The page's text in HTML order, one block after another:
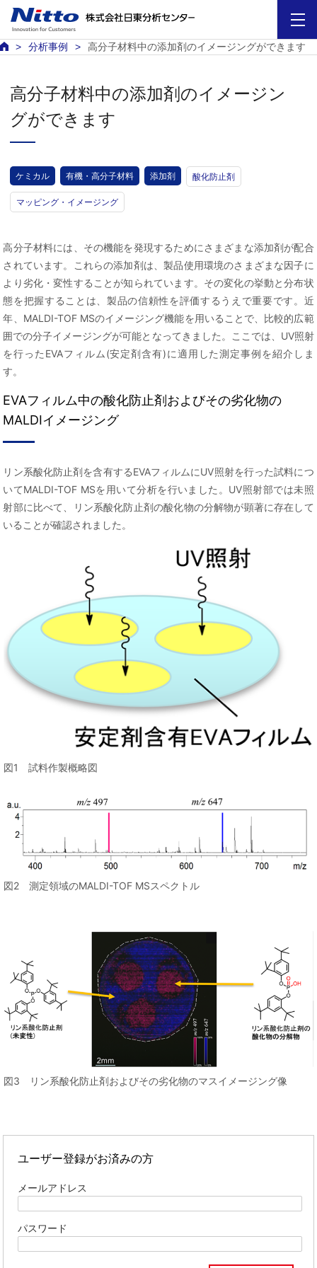
分析事例 高分子材料中の添加剤のイメージングができます
高分子材料中の添加剤のイメージン
グができます
ケミカル 有機・高分子材料 添加剤 酸化防止剤
マッピング・イメージング
高分子材料には、その機能を発現するためにさまざまな添加剤が配合
されています。これらの添加剤は、製品使用環境のさまざまな因子に
より劣化・変性することが知られています。その変化の挙動と分布状
態を把握することは、製品の信頼性を評価するうえで重要です。近
年、MALDI-TOF MSのイメージング機能を用いることで、比較的広範
囲での分子イメージングが可能となってきました。ここでは、UV照射
を行ったEVAフィルム(安定剤含有)に適用した測定事例を紹介しま
す。
EVAフィルム中の酸化防止剤およびその劣化物の
MALDIイメージング
リン系酸化防止剤を含有するEVAフィルムにUV照射を行った試料につ
いてMALDI-TOF MSを用いて分析を行いました。UV照射部では未照
射部に比べて、リン系酸化防止剤の酸化物の分解物が顕著に存在して
いることが確認されました。
図1 試料作製概略図
図2 測定領域のMALDI-TOF MSスペクトル
図3 リン系酸化防止剤およびその劣化物のマスイメージング像
ユーザー登録がお済みの方
メールアドレス
パスワード